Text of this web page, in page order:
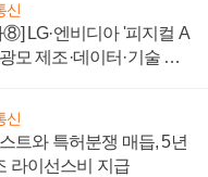
신
⑧] LG·엔비디아 '피지컬 A
모 제조·데이터·기술 결
신
트와 특허분쟁 매듭, 5년
라이선스비 지급